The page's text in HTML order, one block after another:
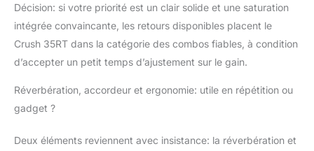
Décision: si votre priorité est un clair solide et une saturation
intégrée convaincante, les retours disponibles placent le
Crush 35RT dans la catégorie des combos fiables, à condition
d’accepter un petit temps d’ajustement sur le gain.
Réverbération, accordeur et ergonomie: utile en répétition ou
gadget ?
Deux éléments reviennent avec insistance: la réverbération et